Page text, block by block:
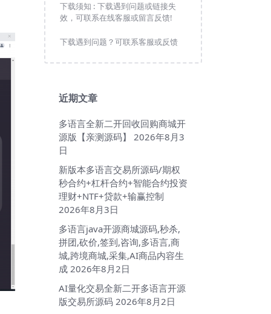
下载须知 : 下载遇到问题或链接失
效，可联系在线客服或留言反馈!
下载遇到问题？可联系客服或反馈
近期文章
多语言全新二开回收回购商城开
源版【亲测源码】
2026年8月3
日
新版本多语言交易所源码/期权
秒合约+杠杆合约+智能合约投资
理财+NTF+贷款+输赢控制
2026年8月3日
多语言java开源商城源码,秒杀,
拼团,砍价,签到,咨询,多语言,商
城,跨境商城,采集,AI商品内容生
成 2026年8月2日
AI量化交易全新二开多语言开源
版交易所源码 2026年8月2日